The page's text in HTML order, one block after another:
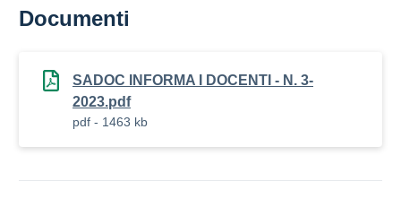
Documenti
SADOC INFORMA I DOCENTI - N. 3-
2023.pdf
pdf - 1463 kb